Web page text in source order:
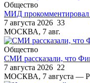
Общество
МИД прокомментировал
7 августа 2026 33
МОСКВА, 7 авг.
Общество
СМИ рассказали, что
7 августа 2026 22
МОСКВА, 7 августа —